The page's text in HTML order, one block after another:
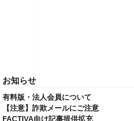
お知らせ
有料版・法人会員について
【注意】詐欺メールにご注意
FACTIVA向け記事提供拡充